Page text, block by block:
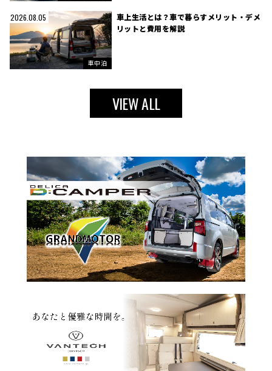
2026.08.05
車中泊
車上生活とは？車で暮らすメリット・デメ
リットと費用を解説
VIEW ALL